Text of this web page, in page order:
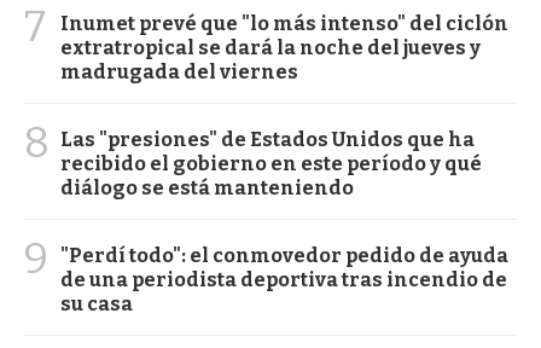
7
Inumet prevé que "lo más intenso" del ciclón
extratropical se dará la noche del jueves y
madrugada del viernes
8
Las "presiones" de Estados Unidos que ha
recibido el gobierno en este período y qué
diálogo se está manteniendo
9
"Perdí todo": el conmovedor pedido de ayuda
de una periodista deportiva tras incendio de
su casa